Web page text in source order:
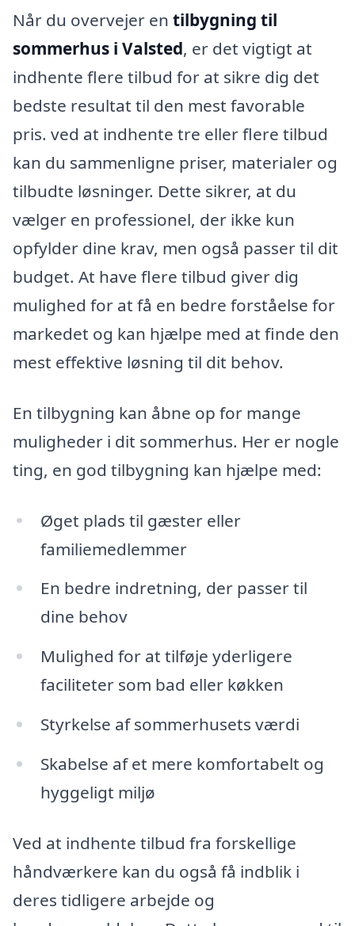
Når du overvejer en tilbygning til
sommerhus i Valsted, er det vigtigt at
indhente flere tilbud for at sikre dig det
bedste resultat til den mest favorable
pris. ved at indhente tre eller flere tilbud
kan du sammenligne priser, materialer og
tilbudte løsninger. Dette sikrer, at du
vælger en professionel, der ikke kun
opfylder dine krav, men også passer til dit
budget. At have flere tilbud giver dig
mulighed for at få en bedre forståelse for
markedet og kan hjælpe med at finde den
mest effektive løsning til dit behov.
En tilbygning kan åbne op for mange
muligheder i dit sommerhus. Her er nogle
ting, en god tilbygning kan hjælpe med:
Øget plads til gæster eller
familiemedlemmer
En bedre indretning, der passer til
dine behov
Mulighed for at tilføje yderligere
faciliteter som bad eller køkken
Styrkelse af sommerhusets værdi
Skabelse af et mere komfortabelt og
hyggeligt miljø
Ved at indhente tilbud fra forskellige
håndværkere kan du også få indblik i
deres tidligere arbejde og